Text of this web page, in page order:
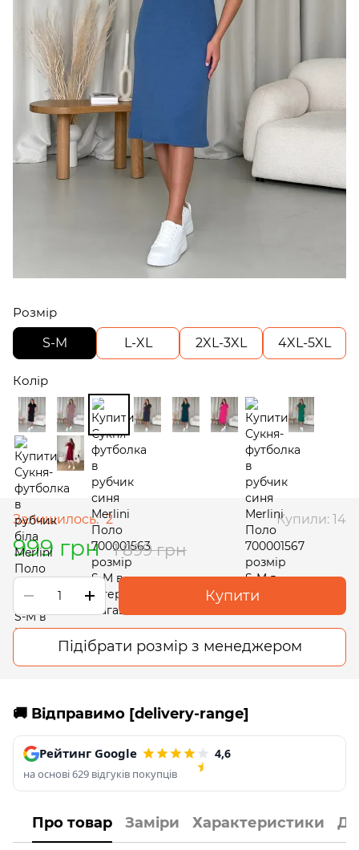
Розмір
S-M
L-XL 2XL-3XL 4XL-5XL
Колір
Залишилось: 2 Купили: 14
999 грн 1 899 грн
Купити
Підібрати розмір з менеджером
🚚 Відправимо [delivery-range]
Рейтинг Google 4,6
на основі 629 відгуків покупців
Про товар Заміри Характеристики